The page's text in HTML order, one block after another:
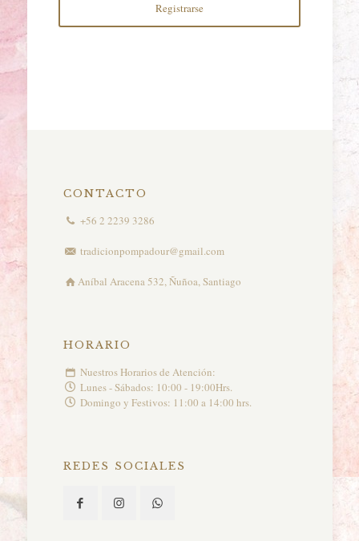
Registrarse
CONTACTO
+56 2 2239 3286
tradicionpompadour@gmail.com
Aníbal Aracena 532, Ñuñoa, Santiago
HORARIO
Nuestros Horarios de Atención:
Lunes - Sábados: 10:00 - 19:00Hrs.
Domingo y Festivos: 11:00 a 14:00 hrs.
REDES SOCIALES